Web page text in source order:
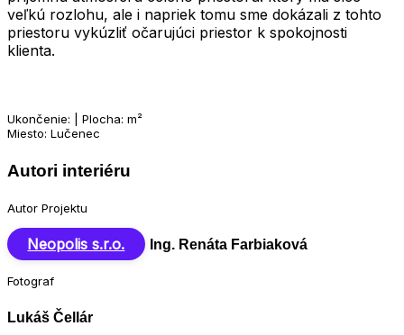
veľkú rozlohu, ale i napriek tomu sme dokázali z tohto
priestoru vykúzliť očarujúci priestor k spokojnosti
klienta.
Ukončenie: | Plocha: m²
Miesto: Lučenec
Autori interiéru
Autor Projektu
Neopolis s.r.o. Ing. Renáta Farbiaková
Fotograf
Lukáš Čellár